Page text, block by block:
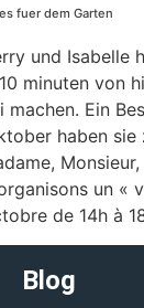
fuer dem Garten
und Isabelle
minuten von
Ein
haben sie
un «
de 14h à
Blog